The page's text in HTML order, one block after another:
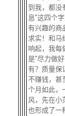
到我，都没
息"这四个
有兴趣的商
求实！和马
响起，我每
是"尽力做
有？质量保
不赚钱，甚
个月如此，
风，先在小
也形成了一